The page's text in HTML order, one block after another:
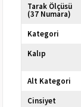
Tarak Ölçüsü
(37 Numara)
Kategori
Kalıp
Alt Kategori
Cinsiyet